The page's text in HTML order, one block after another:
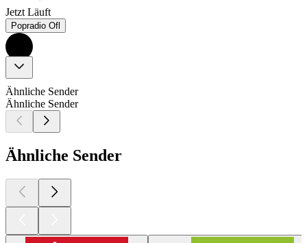
Jetzt Läuft
Popradio Ofl
Ähnliche Sender
Ähnliche Sender
Ähnliche Sender